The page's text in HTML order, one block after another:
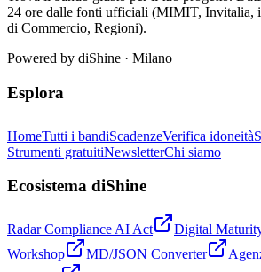
24 ore dalle fonti ufficiali (MIMIT, Invitalia,
di Commercio, Regioni).
Powered by diShine · Milano
Esplora
HomeTutti i bandiScadenzeVerifica idoneità
Strumenti gratuitiNewsletterChi siamo
Ecosistema diShine
Radar Compliance AI Act Digital
Workshop
MD/JSON Converter